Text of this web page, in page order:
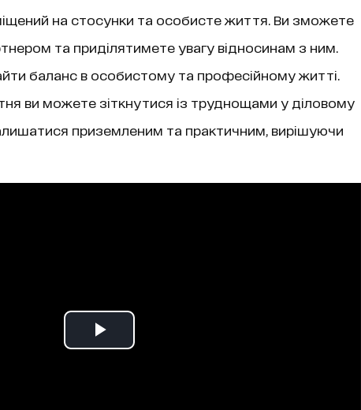
на стосунки та особисте життя. Ви зможете
та приділятимете увагу відносинам з ним.
баланс в особистому та професійному житті.
ви можете зіткнутися із труднощами у діловому
приземленим та практичним, вирішуючи